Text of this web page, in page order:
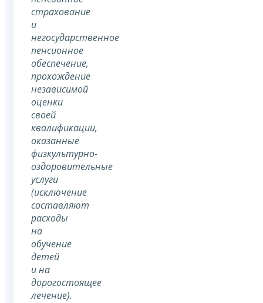
страхование
и
негосударственное
пенсионное
обеспечение,
прохождение
независимой
оценки
своей
квалификации,
оказанные
физкультурно-
оздоровительные
услуги
(исключение
составляют
расходы
на
обучение
детей
и на
дорогостоящее
лечение).